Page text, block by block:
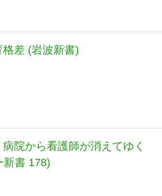
格差 (岩波新書)
院から看護師が消えてゆく
新書 178)